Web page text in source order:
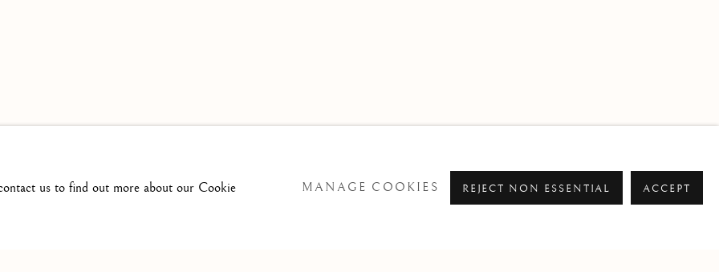
us to find out more about our Cookie MANAGE COOKIES REJECT NON ESSENTIAL ACCEPT